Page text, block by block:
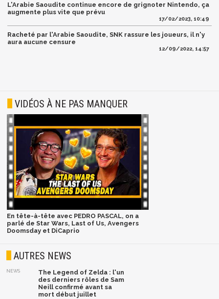
L'Arabie Saoudite continue encore de grignoter Nintendo, ça
augmente plus vite que prévu
17/02/2023, 10:49
Racheté par l'Arabie Saoudite, SNK rassure les joueurs, il n'y
aura aucune censure
12/09/2022, 14:57
VIDÉOS À NE PAS MANQUER
En tête-à-tête avec PEDRO PASCAL, on a
parlé de Star Wars, Last of Us, Avengers
Doomsday et DiCaprio
AUTRES NEWS
NEWS
The Legend of Zelda : l'un
des derniers rôles de Sam
Neill confirmé avant sa
mort début juillet